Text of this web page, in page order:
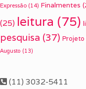
Expressão (14) Finalmentes
(25) leitura (75)
pesquisa (37) Projeto
Augusto (13)
(11) 3032-5411